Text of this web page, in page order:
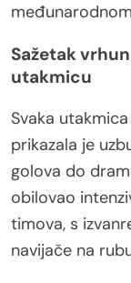
Sažetak
utakmicu
Svaka
prikazala je
golova do
obilovao
timova, s
navijače na